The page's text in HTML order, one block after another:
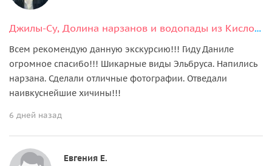
Джилы-Су, Долина нарзанов и водопады из Кисловодска
Всем рекомендую данную экскурсию!!! Гиду Даниле
огромное спасибо!!! Шикарные виды Эльбруса. Напились
нарзана. Сделали отличные фотографии. Отведали
наивкуснейшие хичины!!!
6 дней назад
Евгения Е.